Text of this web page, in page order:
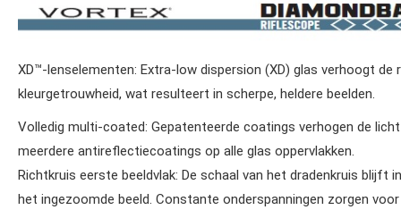
XD™-lenselementen: Extra-low dispersion (XD) glas verhoogt de
kleurgetrouwheid, wat resulteert in scherpe, heldere beelden.
Volledig multi-coated: Gepatenteerde coatings verhogen de
meerdere antireflectiecoatings op alle glas oppervlakken.
Richtkruis eerste beeldvlak: De schaal van het dradenkruis blijft
het ingezoomde beeld. Constante onderspanningen zorgen